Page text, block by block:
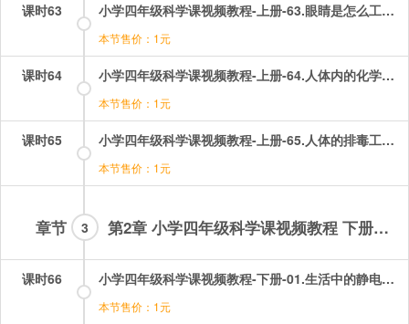
课时63 小学四年级科学课视频教程-上册-63.眼睛是怎么工作的？.mp4
本节售价：1元
课时64 小学四年级科学课视频教程-上册-64.人体内的化学武器.mp4
本节售价：1元
课时65 小学四年级科学课视频教程-上册-65.人体的排毒工厂.mp4
本节售价：1元
章节 第2章 小学四年级科学课视频教程 下册部分
3
课时66 小学四年级科学课视频教程-下册-01.生活中的静电现象（一）——体验静电现象.mp4
本节售价：1元